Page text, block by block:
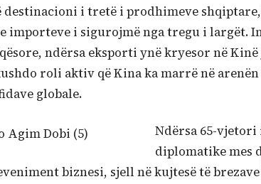
destinacioni i tretë i prodhimeve
importeve i sigurojmë nga tregu i
ndërsa eksporti ynë kryesor në
roli aktiv që Kina ka marrë në
globale.
Ndërsa 65-vjetori
diplomatike mes
biznesi, sjell në kujtesë të